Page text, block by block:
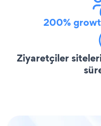
200%
Ziyaretçiler